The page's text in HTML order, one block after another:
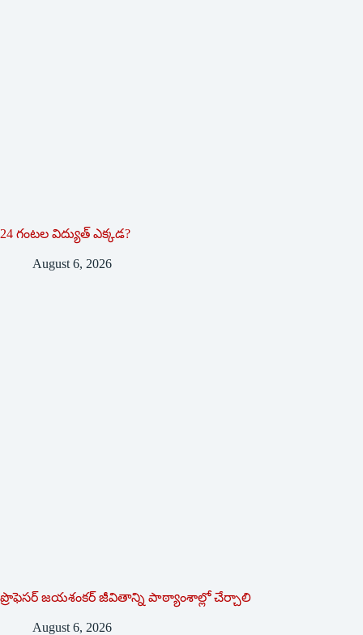
24 గంటల విద్యుత్ ఎక్కడ?
August 6, 2026
ప్రొఫెసర్ జయశంకర్ జీవితాన్ని పాఠ్యాంశాల్లో చేర్చాలి
August 6, 2026